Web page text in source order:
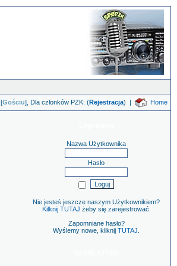
[Gościu], Dla członków PZK: (Rejestracja) | Home
Nazwa Użytkownika
Hasło
Nie jesteś jeszcze naszym Użytkownikiem?
Kilknij TUTAJ żeby się zarejestrować.
Zapomniane hasło?
Wyślemy nowe, kliknij TUTAJ